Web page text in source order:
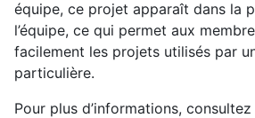
équipe, ce projet apparaît dans la
l’équipe, ce qui permet aux
facilement les projets utilisés par
particulière.
Pour plus d’informations, consultez